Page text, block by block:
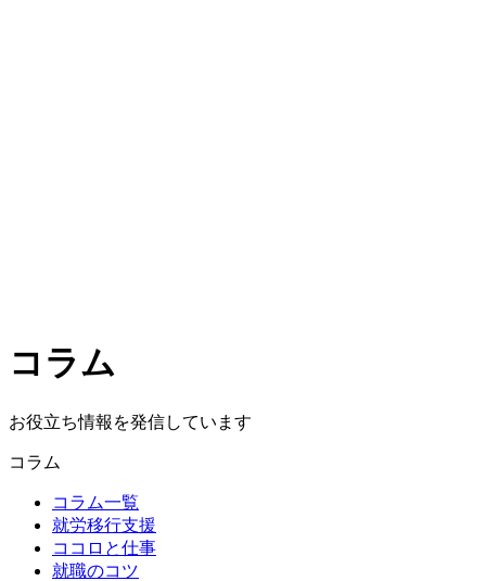
コラム
お役立ち情報を発信しています
コラム
コラム一覧
就労移行支援
ココロと仕事
就職のコツ